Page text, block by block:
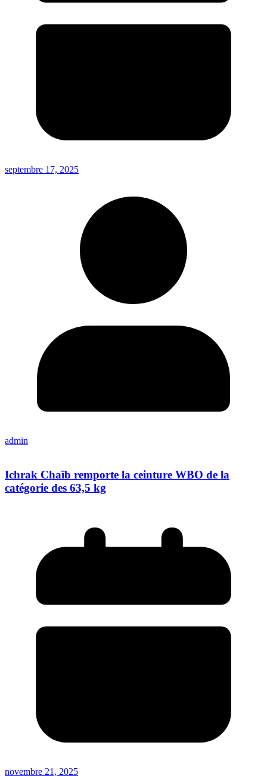
septembre 17, 2025
admin
Ichrak Chaïb remporte la ceinture WBO de la
catégorie des 63,5 kg
novembre 21, 2025